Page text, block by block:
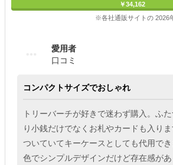
￥34,162
※各社通販サイトの 2026
愛用者
口コミ
コンパクトサイズでおしゃれ
トリーバーチが好きで迷わず購入。ふ
り小銭だけでなくお札やカードも入り
ついていてキーケースとしても代用で
色でシンプルデザインだけど存在感が